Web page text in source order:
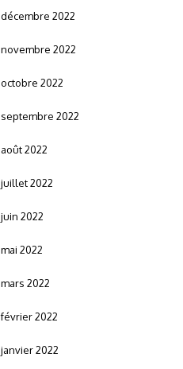
décembre 2022
novembre 2022
octobre 2022
septembre 2022
août 2022
juillet 2022
juin 2022
mai 2022
mars 2022
février 2022
janvier 2022